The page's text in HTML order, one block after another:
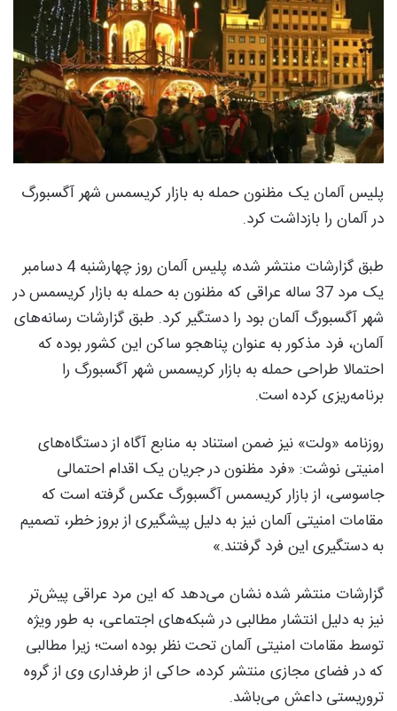
پلیس آلمان یک مظنون حمله به بازار کریسمس شهر آگسبورگ
در آلمان را بازداشت کرد.
طبق گزارشات منتشر شده، پلیس آلمان روز چهارشنبه 4 دسامبر
یک مرد 37 ساله عراقی که مظنون به حمله به بازار کریسمس در
شهر آگسبورگ آلمان بود را دستگیر کرد. طبق گزارشات رسانه‌های
آلمان، فرد مذکور به عنوان پناهجو ساکن این کشور بوده که
احتمالا طراحی حمله به بازار کریسمس شهر آگسبورگ را
برنامه‌ریزی کرده است.
روزنامه «ولت» نیز ضمن استناد به منابع آگاه از دستگاه‌های
امنیتی نوشت: «فرد مظنون در جریان یک اقدام احتمالی
جاسوسی، از بازار کریسمس آگسبورگ عکس گرفته است که
مقامات امنیتی آلمان نیز به دلیل پیشگیری از بروز خطر، تصمیم
به دستگیری این فرد گرفتند.»
گزارشات منتشر شده نشان می‌دهد که این مرد عراقی پیش‌تر
نیز به دلیل انتشار مطالبی در شبکه‌های اجتماعی، به طور ویژه
توسط مقامات امنیتی آلمان تحت نظر بوده است؛ زیرا مطالبی
که در فضای مجازی منتشر کرده، حاکی از طرفداری وی از گروه
تروریستی داعش می‌باشد.